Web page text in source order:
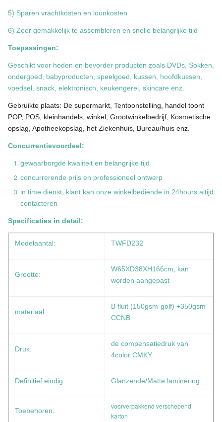
5) Sparen vrachtkosten en loonkosten
6) Zeer gemakkelijk te assembleren en snelle belangrijke tijd
Toepassingen:
Geschikt voor heden en bevorder producten zoals DVDs, Sokken,
ondergoed, babyproducten, speelgoed, kussen, hoofdkussen,
voedsel, snack, elektronisch, keukengerei, skincare enz.
Gebruikte plaats: De supermarkt, Tentoonstelling, handel toont
POP, POS, kleinhandels, winkel, Grootwinkelbedrijf, Kosmetische
opslag, Apotheekopslag, het Ziekenhuis, Bureau/huis enz.
Concurrentievoordeel:
gewaarborgde kwaliteit en belangrijke tijd
concurrerende prijs en professioneel ontwerp
in time dienst, klant kan onze winkelbediende in 24hours altijd
contacteren
Specificaties in detail:
Modelaantal: TWFD232
Grootte:
W65XD38XH166cm, kan
worden aangepast
materiaal
B fluit (150gsm-golf) +350gsm
CCNB
Druk:
de compensatiedruk van
4color CMKY
Definitief eindig: Glanzende/Matte laminering
Toebehoren:
voorverpakkend verschepend
karton